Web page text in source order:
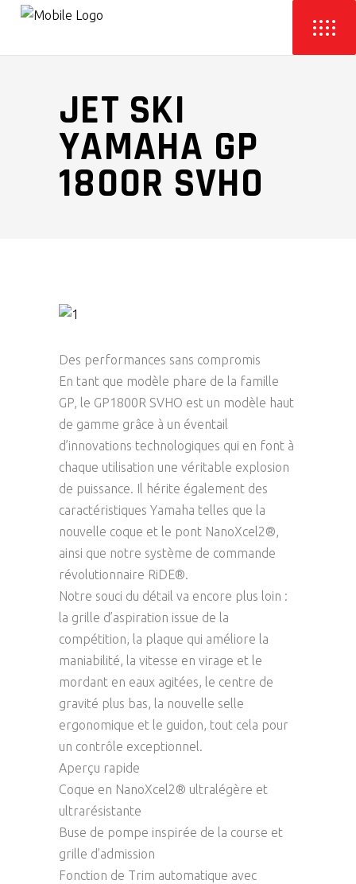
JET SKI
YAMAHA GP
1800R SVHO
Des performances sans compromis
En tant que modèle phare de la famille
GP, le GP1800R SVHO est un modèle haut
de gamme grâce à un éventail
d’innovations technologiques qui en font à
chaque utilisation une véritable explosion
de puissance. Il hérite également des
caractéristiques Yamaha telles que la
nouvelle coque et le pont NanoXcel2®,
ainsi que notre système de commande
révolutionnaire RiDE®.
Notre souci du détail va encore plus loin :
la grille d’aspiration issue de la
compétition, la plaque qui améliore la
maniabilité, la vitesse en virage et le
mordant en eaux agitées, le centre de
gravité plus bas, la nouvelle selle
ergonomique et le guidon, tout cela pour
un contrôle exceptionnel.
Aperçu rapide
Coque en NanoXcel2® ultralégère et
ultrarésistante
Buse de pompe inspirée de la course et
grille d’admission
Fonction de Trim automatique avec